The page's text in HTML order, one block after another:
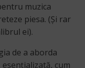
muzica
piesa. (Şi rar
ei).
de a aborda
cum